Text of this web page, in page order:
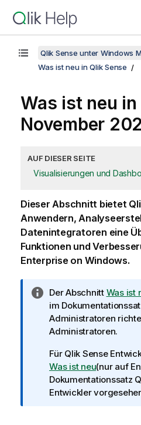
Qlik Sense unter Windows
Was ist neu in Qlik Sense
Was ist neu in
November
AUF DIESER SEITE
Visualisierungen und
Dieser Abschnitt bietet
Anwendern,
Datenintegratoren eine
Funktionen und
Enterprise on Windows.
I
n
f
o
m
a
t
i
Der Abschnitt Was ist
im
Administratoren
Administratoren.
Für Qlik Sense
Was ist neu(nur auf
Dokumentationssatz
Entwickler